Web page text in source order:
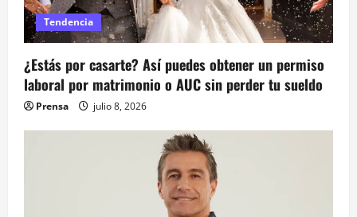
n
t
r
a
Tendencia
¿Estás por casarte? Así puedes obtener un permiso
laboral por matrimonio o AUC sin perder tu sueldo
Prensa julio 8, 2026